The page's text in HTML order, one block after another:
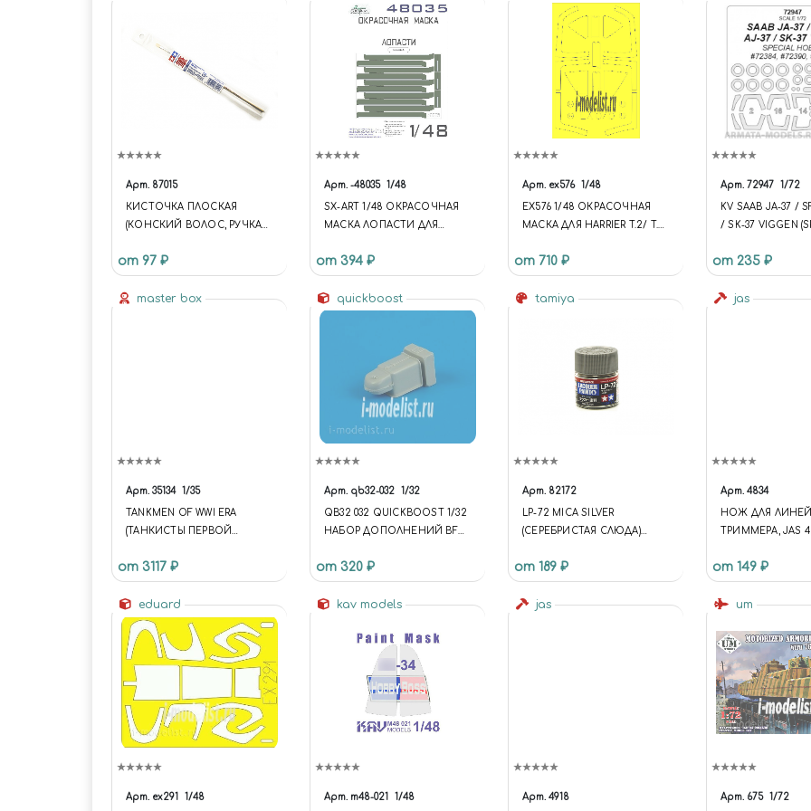
Арт. 87015
КИСТОЧКА ПЛОСКАЯ
(КОНСКИЙ ВОЛОС, РУЧКА
от 97 ₽
Арт. -48035 1/48
SX-ART 1/48 ОКРАСОЧНАЯ
МАСКА ЛОПАСТИ ДЛЯ
от 394 ₽
Арт. ex576 1/48
EX576 1/48 ОКРАСОЧНАЯ
МАСКА ДЛЯ HARRIER T.2/ T.4/
от 710 ₽
Арт. 72947 1/72
KV SAAB JA-37 /
/ SK-37 VIGGEN
#72411) + МАСКИ
И КОЛЕСА
от 235 ₽
master box
Арт. 35134 1/35
TANKMEN OF WWI ERA
(ТАНКИСТЫ ПЕРВОЙ
от 3117 ₽
quickboost
Арт. qb32-032 1/32
QB32 032 QUICKBOOST 1/32
НАБОР ДОПОЛНЕНИЙ BF
от 320 ₽
tamiya
Арт. 82172
LP-72 MICA SILVER
(СЕРЕБРИСТАЯ СЛЮДА)
от 189 ₽
jas
Арт. 4834
НОЖ ДЛЯ
ТРИММЕРА, JAS
от 149 ₽
eduard
Арт. ex291 1/48
kav models
Арт. m48-021 1/48
jas
Арт. 4918
um
Арт. 675 1/72